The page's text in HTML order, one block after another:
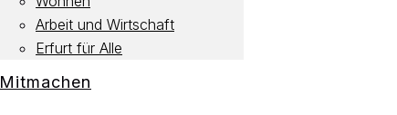
Arbeit und Wirtschaft
Erfurt für Alle
Mitmachen